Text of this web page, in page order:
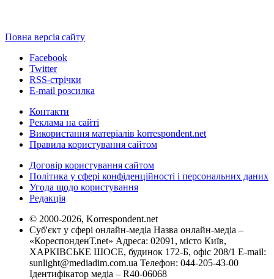
Повна версія сайту
Facebook
Twitter
RSS-стрічки
E-mail розсилка
Контакти
Реклама на сайті
Використання матеріалів korrespondent.net
Правила користування сайтом
Договір користування сайтом
Політика у сфері конфіденційності і персональних даних
Угода щодо користування
Редакція
© 2000-2026, Korrespondent.net
Суб'єкт у сфері онлайн-медіа Назва онлайн-медіа –
«КореспонденТ.net» Адреса: 02091, місто Київ,
ХАРКІВСЬКЕ ШОСЕ, будинок 172-Б, офіс 208/1 E-mail:
sunlight@mediadim.com.ua Телефон: 044-205-43-00
Ідентифікатор медіа – R40-06068